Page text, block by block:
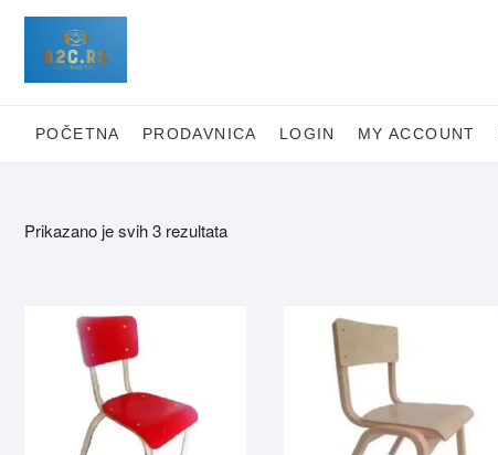
Skip
content
POČETNA PRODAVNICA LOGIN MY ACCOUNT
Prikazano je svih 3 rezultata